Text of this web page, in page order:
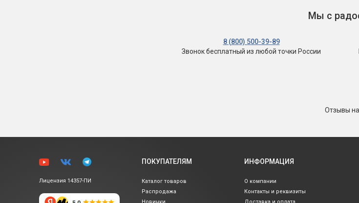
Мы с
8 (800) 500-39-89
Звонок бесплатный из любой точки России
Отзывы
Лицензия 14357-ПИ
ПОКУПАТЕЛЯМ
Каталог товаров
Распродажа
ИНФОРМАЦИЯ
О компании
Контакты и реквизиты